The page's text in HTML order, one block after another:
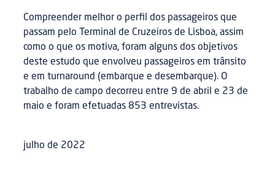
Compreender melhor o perfil dos passageiros que
passam pelo Terminal de Cruzeiros de Lisboa, assim
como o que os motiva, foram alguns dos objetivos
deste estudo que envolveu passageiros em trânsito
e em turnaround (embarque e desembarque). O
trabalho de campo decorreu entre 9 de abril e 23 de
maio e foram efetuadas 853 entrevistas.
julho de 2022